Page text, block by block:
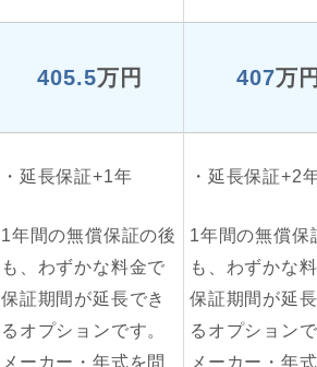
405.5万円 407万
延長保証+1年 延長保証+2
1年間の無償保証の後
も、わずかな料金で
保証期間が延長でき
るオプションです。
メーカー・年式を問
1年間の無償保
も、わずかな
保証期間が延
るオプション
メーカー・年